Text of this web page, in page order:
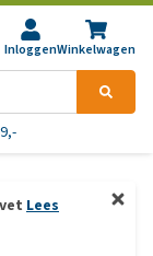
InloggenWinkelwagen
Lees